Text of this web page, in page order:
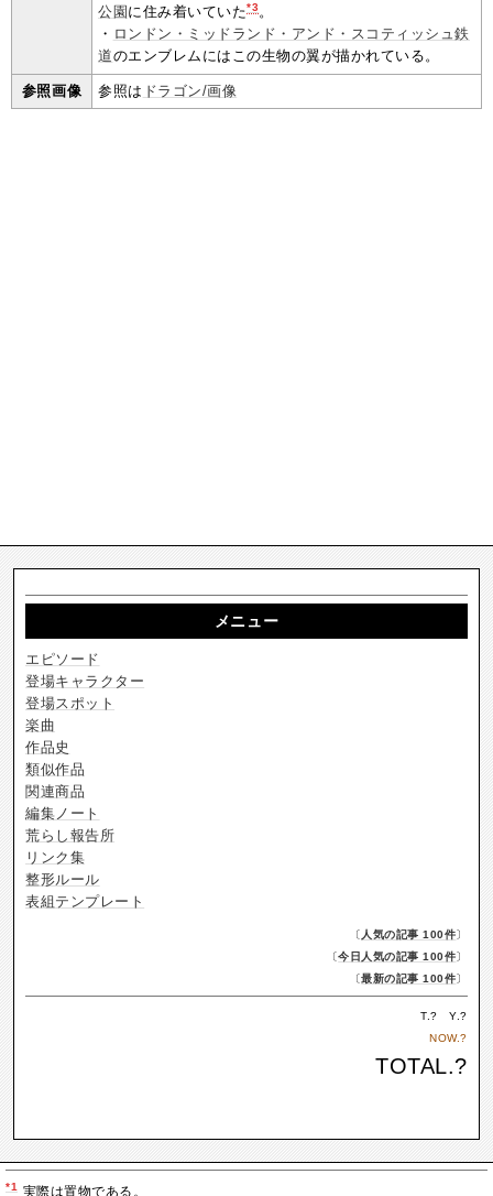
公園 に住み着いていた*3。
・ ロンドン・ミッドランド・アンド・スコティッシュ鉄
道のエンブレムにはこの生物の翼が描かれている。
参照画像 参照は ドラゴン/画像
メニュー
エピソード
登場キャラクター
登場スポット
楽曲
作品史
類似作品
関連商品
編集ノート
荒らし報告所
リンク集
整形ルール
表組テンプレート
〔 人気の記事 100件〕
〔今日人気の記事 100件〕
〔最新の記事 100件〕
T.? Y.?
NOW.?
TOTAL.?
*1 実際は置物である。